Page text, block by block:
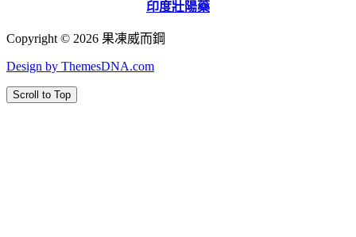
印度壯陽藥
Copyright © 2026 果凍威而鋼
Design by ThemesDNA.com
Scroll to Top